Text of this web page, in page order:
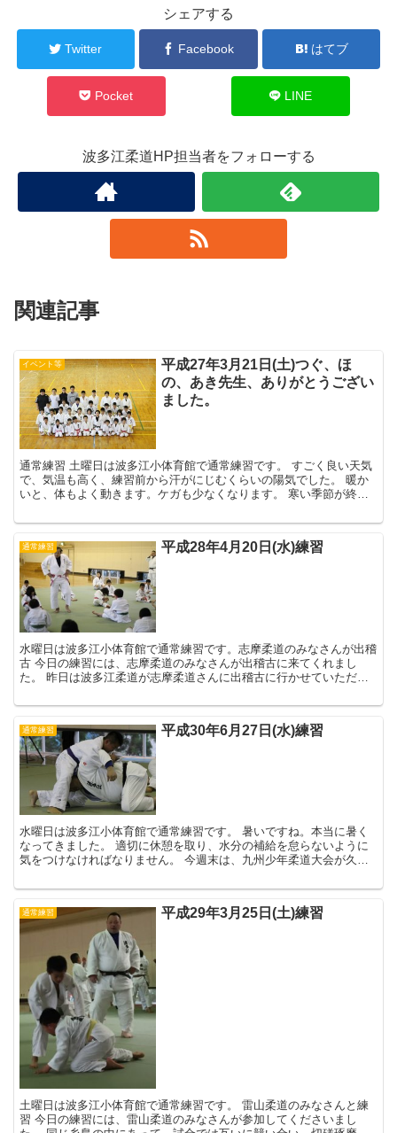
シェアする
Twitter Facebook はてブ
Pocket LINE
波多江柔道HP担当者をフォローする
関連記事
イベント等
平成27年3月21日(土)つぐ、ほ
の、あき先生、ありがとうござい
ました。
通常練習 土曜日は波多江小体育館で通常練習です。 すごく良い天気
で、気温も高く、練習前から汗がにじむくらいの陽気でした。 暖か
いと、体もよく動きます。ケガも少なくなります。 寒い季節が終わ
通常練習 平成28年4月20日(水)練習
水曜日は波多江小体育館で通常練習です。志摩柔道のみなさんが出稽
古 今日の練習には、志摩柔道のみなさんが出稽古に来てくれまし
た。 昨日は波多江柔道が志摩柔道さんに出稽古に行かせていただき
通常練習 平成30年6月27日(水)練習
水曜日は波多江小体育館で通常練習です。 暑いですね。本当に暑く
なってきました。 適切に休憩を取り、水分の補給を怠らないように
気をつけなければなりません。 今週末は、九州少年柔道大会が久留
通常練習 平成29年3月25日(土)練習
土曜日は波多江小体育館で通常練習です。 雷山柔道のみなさんと練
習 今日の練習には、雷山柔道のみなさんが参加してくださいまし